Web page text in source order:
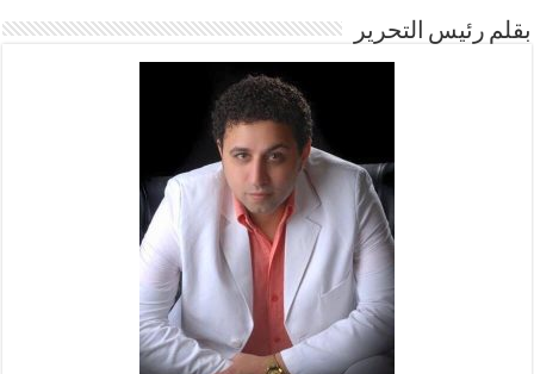
بقلم رئيس التحرير